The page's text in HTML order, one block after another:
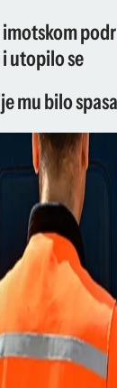
utopilo se
mu bilo spasa